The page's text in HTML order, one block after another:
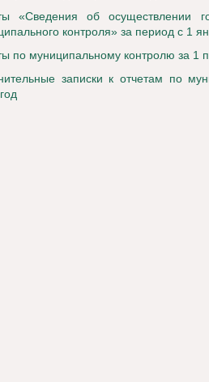
«Сведения об осуществлении
контроля» за период с 1
по муниципальному контролю за 1
записки к отчетам по